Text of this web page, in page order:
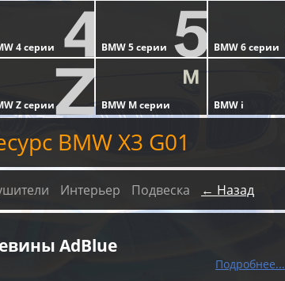
BMW X3 G01
Интерьер Подвеска ← Назад
AdBlue
Подробнее...